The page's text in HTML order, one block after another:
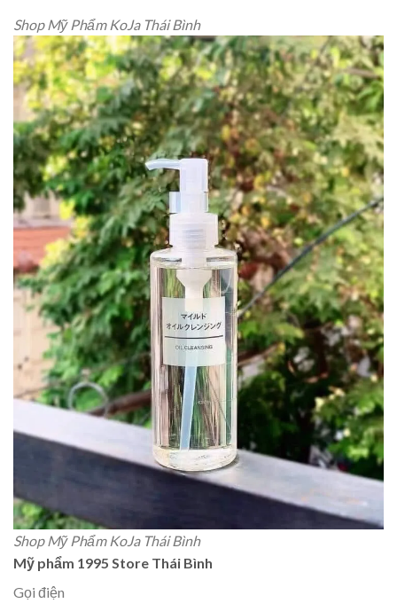
Shop Mỹ Phẩm KoJa Thái Bình
Shop Mỹ Phẩm KoJa Thái Bình
Mỹ phẩm 1995 Store Thái Bình
Gọi điện